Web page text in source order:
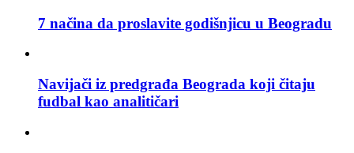
7 načina da proslavite godišnjicu u Beogradu
Navijači iz predgrađa Beograda koji čitaju
fudbal kao analitičari